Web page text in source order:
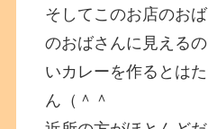
そしてこのお店のお
のおばさんに見える
いカレーを作るとは
ん（＾＾